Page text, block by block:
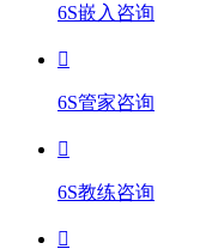
6S嵌入咨询
6S管家咨询
6S教练咨询